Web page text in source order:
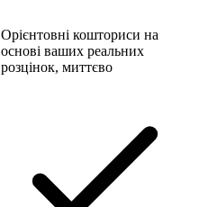
Орієнтовні кошториси на
основі ваших реальних
розцінок, миттєво